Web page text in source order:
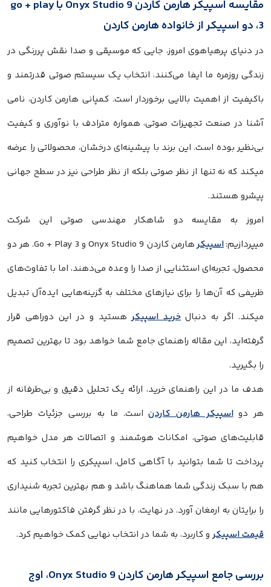
مقایسه اسپیکر هارمن کاردن Onyx Studio 9 با go + play
3، دو اسپیکر از خانواده هارمن کاردن
در دنیای پرهیاهوی امروز، جایی که موسیقی و صدا نقش پررنگی در
زندگی روزمره ما ایفا می‌کنند، انتخاب یک سیستم صوتی قدرتمند و
باکیفیت از اهمیت بالایی برخوردار است. کمپانی هارمن کاردن، نامی
آشنا در صنعت تجهیزات صوتی، همواره مترادف با نوآوری و کیفیت
بی‌نظیر بوده است. این برند با پیشینه‌ای درخشان، محصولاتی را عرضه
میکند که نه تنها از نظر صوتی بلکه از نظر طراحی نیز در سطح جهانی
پیشرو هستند.
امروز به مقایسه دو شاهکار مهندسی صوتی این شرکت
میپردازیم:اسپیکر
هارمن کاردن Onyx Studio 9 و Go + Play 3. هر دو
محصول، تجربه‌ای استثنایی از صدا را وعده می‌دهند، اما با تفاوت‌های
ظریفی که آن‌ها را برای نیازهای مختلف به گزینه‌هایی ایده‌آل تبدیل
میکند. اگر به دنبال خرید اسپیکرهستید و در این دوراهی قرار
گرفته‌اید، این مقاله راهنمای جامع شما خواهد بود تا بهترین تصمیم
را بگیرید.
هدف ما در این راهنمای خرید، ارائه یک تحلیل دقیق و بی‌طرفانه از
هر دواسپیکر هارمن کاردناست. ما به بررسی جزئیات طراحی،
قابلیت‌های صوتی، امکانات هوشمند و اتصالات هر مدل خواهیم
پرداخت تا شما بتوانید با آگاهی کامل، اسپیکری را انتخاب کنید که
هم با سبک زندگی شما هماهنگ باشد و هم بهترین تجربه شنیداری
را برایتان به ارمغان آورد. در نهایت، با در نظر گرفتن فاکتورهایی مانند
قیمت اسپیکرو کاربرد، به شما در انتخاب نهایی کمک خواهیم کرد.
بررسی جامع اسپیکر هارمن کاردن Onyx Studio 9، اوج